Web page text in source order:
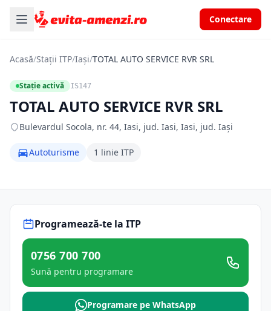
Conectare
Acasă/Stații ITP/Iași/TOTAL AUTO SERVICE RVR SRL
Stație activă IS147
TOTAL AUTO SERVICE RVR SRL
Bulevardul Socola, nr. 44, Iasi, jud. Iasi, Iasi, jud. Iași
Autoturisme 1 linie ITP
Programează-te la ITP
0756 700 700
Sună pentru programare
Programare pe WhatsApp